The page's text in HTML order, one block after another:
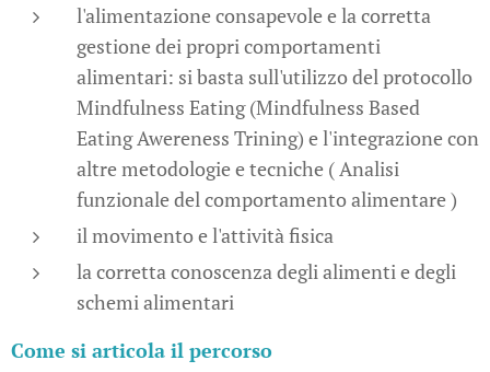
l'alimentazione consapevole e la corretta
gestione dei propri comportamenti
alimentari: si basta sull'utilizzo del protocollo
Mindfulness Eating (Mindfulness Based
Eating Awereness Trining) e l'integrazione con
altre metodologie e tecniche ( Analisi
funzionale del comportamento alimentare )
il movimento e l'attività fisica
la corretta conoscenza degli alimenti e degli
schemi alimentari
Come si articola il percorso